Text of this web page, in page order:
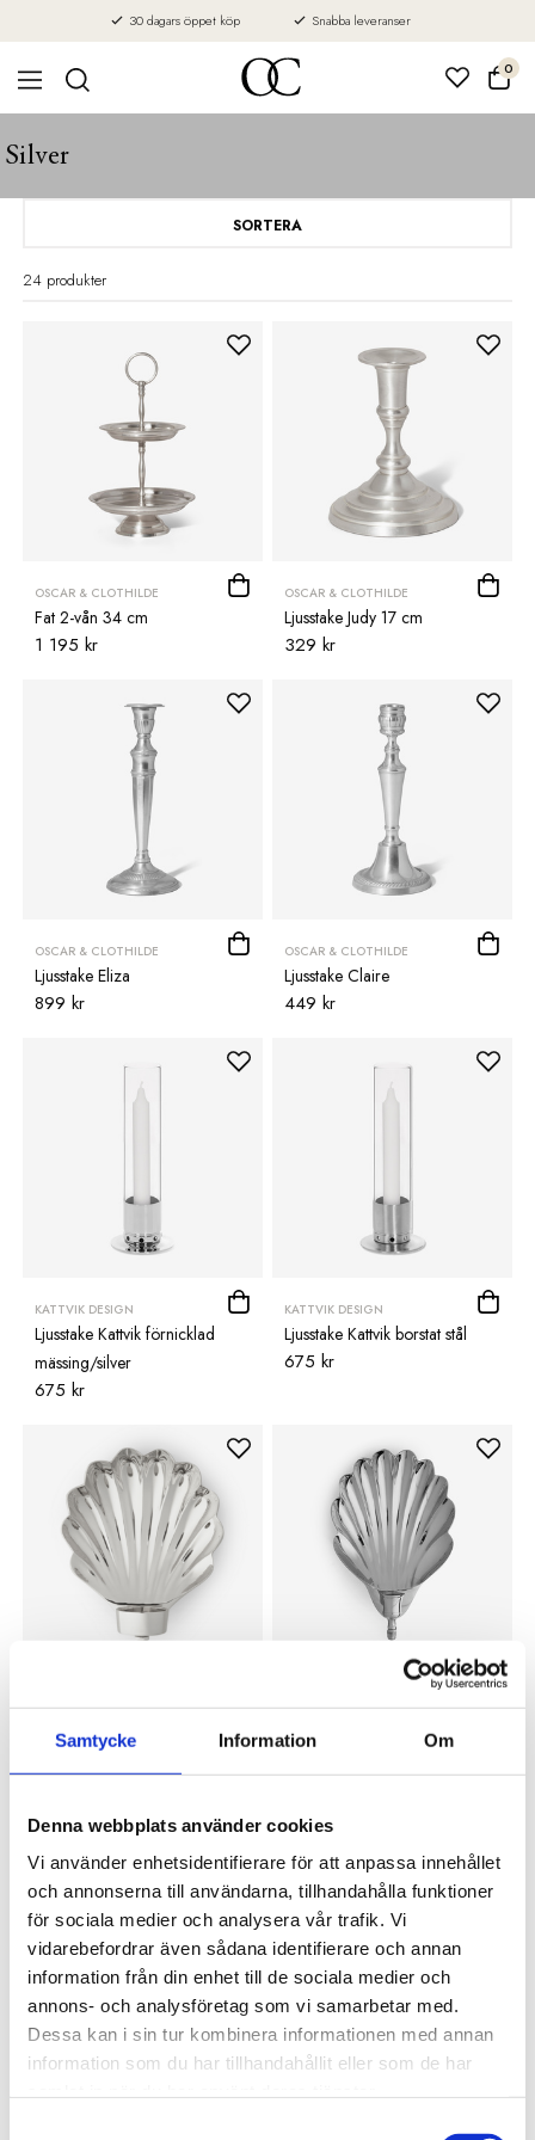
Samtycke Information Om
Denna webbplats använder cookies
Vi använder enhetsidentifierare för att anpassa innehållet
och annonserna till användarna, tillhandahålla funktioner
för sociala medier och analysera vår trafik. Vi
vidarebefordrar även sådana identifierare och annan
information från din enhet till de sociala medier och
annons- och analysföretag som vi samarbetar med.
Dessa kan i sin tur kombinera informationen med annan
information som du har tillhandahållit eller som de har
30 dagars öppet köp Snabba leveranser
0
Silver
SORTERA
24 produkter
OSCAR & CLOTHILDE
Fat 2-vån 34 cm
1 195 kr
OSCAR & CLOTHILDE
Ljusstake Judy 17 cm
329 kr
OSCAR & CLOTHILDE
Ljusstake Eliza
899 kr
OSCAR & CLOTHILDE
Ljusstake Claire
449 kr
KATTVIK DESIGN
Ljusstake Kattvik förnicklad
mässing/silver
675 kr
KATTVIK DESIGN
Ljusstake Kattvik borstat stål
675 kr
16 cm förnicklad mässing
699 kr
förnicklad mässing
1 395 kr